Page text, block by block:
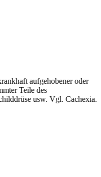
aufgehobener oder
Teile des
usw. Vgl. Cachexia.